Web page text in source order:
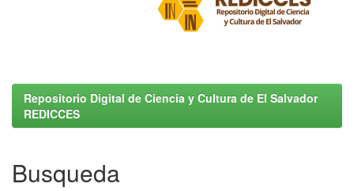
Repositorio Digital de Ciencia y Cultura de El Salvador
REDICCES
Busqueda